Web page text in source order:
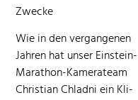
Zwecke
Wie in den ver­gan­genen
Jahren hat unser Ein­stein-
Marathon-Kam­er­ateam
Chris­t­ian Chlad­ni ein Kli­